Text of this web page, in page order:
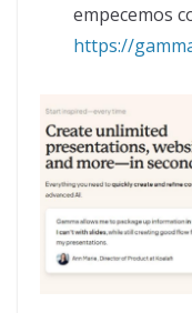
empecemos
https://